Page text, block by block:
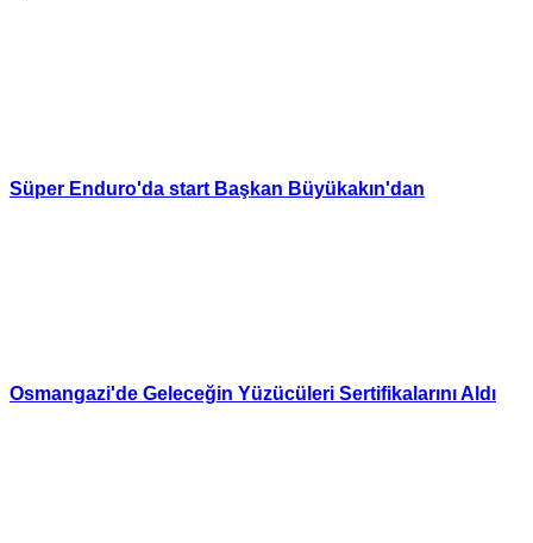
Süper Enduro'da start Başkan Büyükakın'dan
Osmangazi'de Geleceğin Yüzücüleri Sertifikalarını Aldı